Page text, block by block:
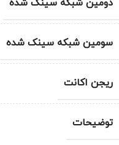
دومین شبکه سینک شده
سومین شبکه سینک شده
ریجن اکانت
توضیحات